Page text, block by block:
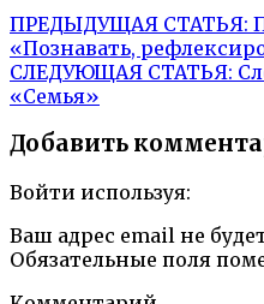
ПРЕДЫДУЩАЯ СТАТЬЯ:
«Познавать,
СЛЕДУЮЩАЯ СТАТЬЯ:
«Семья»
Добавить
Войти используя:
Ваш адрес email не
Обязательные поля